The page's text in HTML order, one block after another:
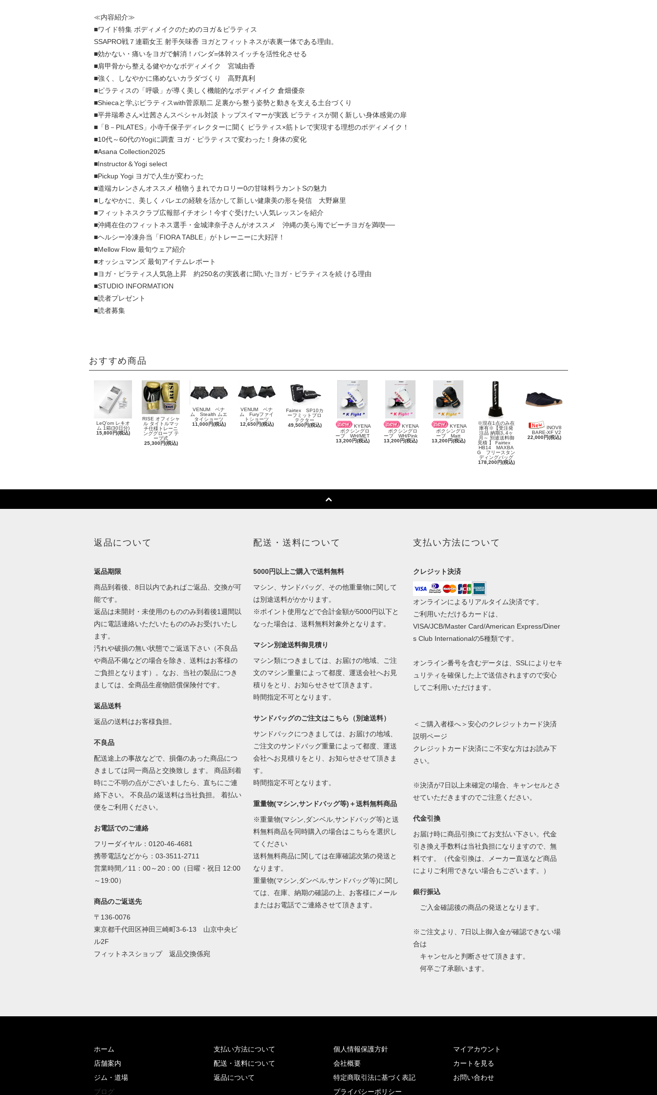
≪内容紹介≫
■ワイド特集 ボディメイクのためのヨガ＆ピラティス
SSAPRO戦７連覇女王 射手矢味香 ヨガとフィットネスが表裏一体である理由。
■効かない・痛いをヨガで解消！バンダ=体幹スイッチを活性化させる
■肩甲骨から整える健やかなボディメイク 宮城由香
■強く、しなやかに痛めないカラダづくり 高野真利
■ピラティスの「呼吸」が導く美しく機能的なボディメイク 倉畑優奈
■Shiecaと学ぶピラティスwith菅原順二 足裏から整う姿勢と動きを支える土台づくり
■平井瑞希さん×辻茜さんスペシャル対談 トップスイマーが実践 ピラティスが開く新しい身体感覚の扉
■「B－PILATES」小寺千保子ディレクターに聞く ピラティス×筋トレで実現する理想のボディメイク！
■10代～60代のYogiに調査 ヨガ・ピラティスで変わった！身体の変化
■Asana Collection2025
■Instructor＆Yogi select
■Pickup Yogi ヨガで人生が変わった
■道端カレンさんオススメ 植物うまれでカロリー0の甘味料ラカントSの魅力
■しなやかに、美しく バレエの経験を活かして新しい健康美の形を発信 大野麻里
■フィットネスクラブ広報部イチオシ！今すぐ受けたい人気レッスンを紹介
■沖縄在住のフィットネス選手・金城津奈子さんがオススメ 沖縄の美ら海でビーチヨガを満喫──
■ヘルシー冷凍弁当「FIORA TABLE」がトレーニーに大好評！
■Mellow Flow 最旬ウェア紹介
■オッシュマンズ 最旬アイテムレポート
■ヨガ・ピラティス人気急上昇 約250名の実践者に聞いたヨガ・ピラティスを続 ける理由
■STUDIO INFORMATION
■読者プレゼント
■読者募集
おすすめ商品
LeQ'om レキオ
ム 1箱(30日分)
15,800円(税込)
RISE オフィシャ
ル タイトルマッ
チ仕様トレーニ
ンググローブ テ
ープ式
25,300円(税込)
VENUM ベナ
ム Stealth ムエ
タイショーツ
11,000円(税込)
VENUM ベナ
ム Furyファイ
トショーツ
12,650円(税込)
Fairtex SP10カ
ーフミットプロ
テクター
49,500円(税込)
KYENA
ボクシングロ
ーブ WH/MET
13,200円(税込)
KYENA
ボクシングロ
ーブ WH/Pink
13,200円(税込)
KYENA
ボクシングロ
ーブ Matt
13,200円(税込)
※現在1点のみ在
庫有※【受注発
注品 納期3､4ヶ
月～ 別途送料御
見積 】 Fairtex
HB14 MAXBA
G フリースタン
ディングバッグ
178,200円(税込)
INOV8
BARE-XF V2
22,000円(税込)
返品について
返品期限
商品到着後、8日以内であればご返品、交換が可
能です。
返品は未開封・未使用のもののみ到着後1週間以
内に電話連絡いただいたもののみお受けいたし
ます。
汚れや破損の無い状態でご返送下さい（不良品
や商品不備などの場合を除き、送料はお客様の
ご負担となります）。なお、当社の製品につき
ましては、全商品生産物賠償保険付です。
返品送料
返品の送料はお客様負担。
不良品
配送途上の事故などで、損傷のあった商品につ
きましては同一商品と交換致し ます。 商品到着
時にご不明の点がございましたら、直ちにご連
絡下さい。 不良品の返送料は当社負担。 着払い
便をご利用ください。
お電話でのご連絡
フリーダイヤル：0120-46-4681
携帯電話などから：03-3511-2711
営業時間／11：00～20：00（日曜・祝日 12:00
～19:00）
商品のご返送先
〒136-0076
東京都千代田区神田三崎町3-6-13 山京中央ビ
ル2F
フィットネスショップ 返品交換係宛
配送・送料について
5000円以上ご購入で送料無料
マシン、サンドバッグ、その他重量物に関して
は別途送料がかかります。
※ポイント使用などで合計金額が5000円以下と
なった場合は、送料無料対象外となります。
マシン別途送料御見積り
マシン類につきましては、お届けの地域、ご注
文のマシン重量によって都度、運送会社へお見
積りをとり、お知らせさせて頂きます。
時間指定不可となります。
サンドバッグのご注文はこちら（別途送料）
サンドバックにつきましては、お届けの地域、
ご注文のサンドバッグ重量によって都度、運送
会社へお見積りをとり、お知らせさせて頂きま
す。
時間指定不可となります。
重量物(マシン,サンドバッグ等)＋送料無料商品
※重量物(マシン,ダンベル,サンドバッグ等)と送
料無料商品を同時購入の場合はこちらを選択し
てください
送料無料商品に関しては在庫確認次第の発送と
なります。
重量物(マシン,ダンベル,サンドバッグ等)に関し
ては、在庫、納期の確認の上、お客様にメール
またはお電話でご連絡させて頂きます。
支払い方法について
クレジット決済
オンラインによるリアルタイム決済です。
ご利用いただけるカードは、
VISA/JCB/Master Card/American Express/Diner
s Club Internationalの5種類です。
オンライン番号を含むデータは、SSLによりセキ
ュリティを確保した上で送信されますので安心
してご利用いただけます。
＜ご購入者様へ＞安心のクレジットカード決済
説明ページ
クレジットカード決済にご不安な方はお読み下
さい。
※決済が7日以上未確定の場合、キャンセルとさ
せていただきますのでご注意ください。
代金引換
お届け時に商品引換にてお支払い下さい。代金
引き換え手数料は当社負担になりますので、無
料です。（代金引換は、メーカー直送など商品
によりご利用できない場合もございます。）
銀行振込
ご入金確認後の商品の発送となります。
※ご注文より、7日以上御入金が確認できない場
合は
キャンセルと判断させて頂きます。
何卒ご了承願います。
ホーム
店舗案内
ジム・道場
ブログ
支払い方法について
配送・送料について
返品について
個人情報保護方針
会社概要
特定商取引法に基づく表記
プライバシーポリシー
マイアカウント
カートを見る
お問い合わせ